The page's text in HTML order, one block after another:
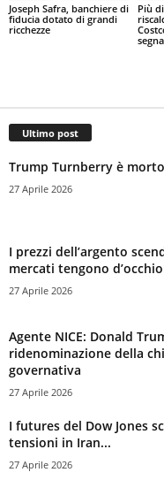
Joseph Safra, banchiere di
fiducia dotato di grandi
ricchezze
Più
Ultimo post
Trump Turnberry è
27 Aprile 2026
I prezzi dell’argento
mercati tengono
27 Aprile 2026
Agente NICE: Donald
ridenominazione della
governativa
27 Aprile 2026
I futures del Dow Jones
tensioni in Iran...
27 Aprile 2026